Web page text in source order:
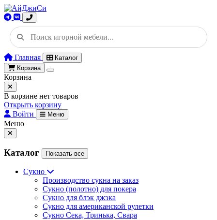
Главная
Каталог
Корзина
Корзина
В корзине нет товаров
Открыть корзину
Войти
Меню
Меню
Каталог Показать все
Сукно
Производство сукна на заказ
Сукно (полотно) для покера
Сукно для блэк джэка
Сукно для американской рулетки
Сукно Сека, Тринька, Свара